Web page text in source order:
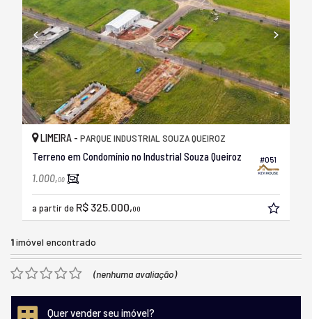
#051
LIMEIRA - PARQUE INDUSTRIAL SOUZA QUEIROZ
Terreno em Condomínio no Industrial Souza Queiroz
1.000,00
a partir de R$ 325.000,00
1imóvel encontrado
(nenhuma avaliação)
Quer vender seu imóvel?